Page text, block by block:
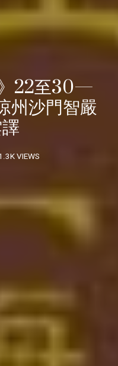
》22至30—
州沙門智嚴
VIEWS